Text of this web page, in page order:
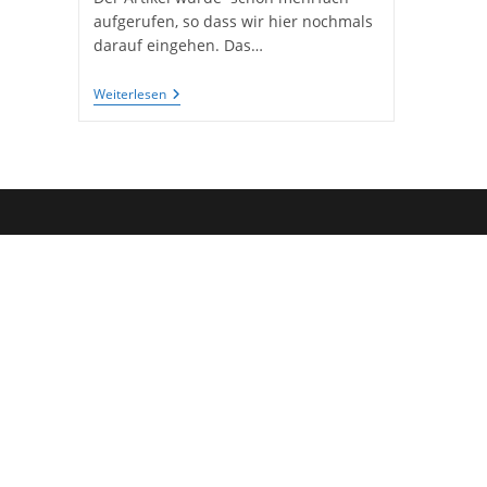
aufgerufen, so dass wir hier nochmals
darauf eingehen. Das…
WeiterlesenWandfliesen
Auf